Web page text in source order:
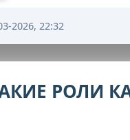
2026, 22:32
РОЛИ